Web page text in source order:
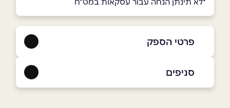
*לא תינתן הנחה עבור עסקאות במט"ח
פרטי הספק
סניפים